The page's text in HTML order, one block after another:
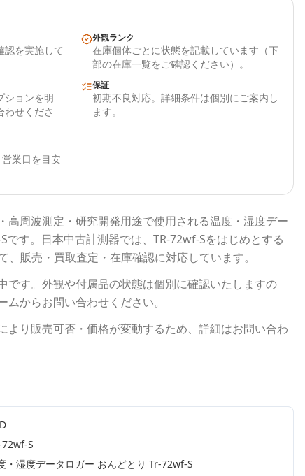
認を実施して
外観ランク
在庫個体ごとに状態を記載しています（下
部の在庫一覧をご確認ください）。
ションを明
わせくださ
保証
初期不良対応。詳細条件は個別にご案内し
ます。
業日を目安
高周波測定・研究開発用途で使用される温度・湿度デー
です。 日本中古計測器では、 TR-72wf-Sをはじめとする
、販売・買取査定・在庫確認に対応しています。
です。外観や付属品の状態は個別に確認いたしますの
からお問い合わせください。
より販売可否・価格が変動するため、詳細はお問い合わ
72wf-S
・湿度データロガー おんどとり Tr-72wf-S